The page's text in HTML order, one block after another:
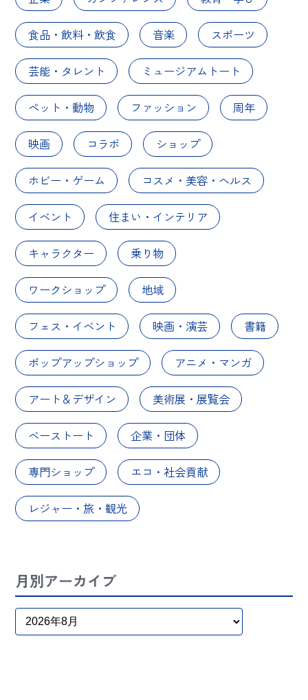
食品・飲料・飲食 音楽 スポーツ
芸能・タレント ミュージアムトート
ペット・動物 ファッション 周年
映画 コラボ ショップ
ホビー・ゲーム コスメ・美容・ヘルス
イベント 住まい・インテリア
キャラクター 乗り物
ワークショップ 地域
フェス・イベント 映画・演芸 書籍
ポップアップショップ アニメ・マンガ
アート＆デザイン 美術展・展覧会
ベーストート 企業・団体
専門ショップ エコ・社会貢献
レジャー・旅・観光
月別アーカイブ